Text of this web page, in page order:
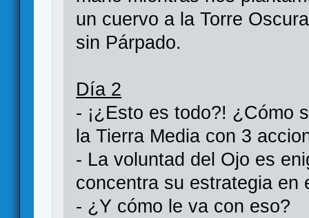
un cuervo a la Torre
sin Párpado.
Día 2
- ¡¿Esto es todo?! ¿Cómo
la Tierra Media con 3
- La voluntad del Ojo es
concentra su estrategia en
- ¿Y cómo le va con eso?